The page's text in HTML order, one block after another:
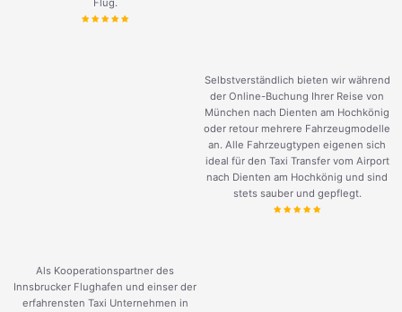
Flug.
Selbstverständlich bieten wir während
der Online-Buchung Ihrer Reise von
München nach Dienten am Hochkönig
oder retour mehrere Fahrzeugmodelle
an. Alle Fahrzeugtypen eigenen sich
ideal für den Taxi Transfer vom Airport
nach Dienten am Hochkönig und sind
stets sauber und gepflegt.
Als Kooperationspartner des
Innsbrucker Flughafen und einser der
erfahrensten Taxi Unternehmen in